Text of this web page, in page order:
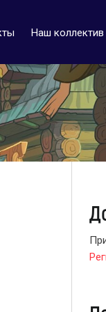
Наш коллектив